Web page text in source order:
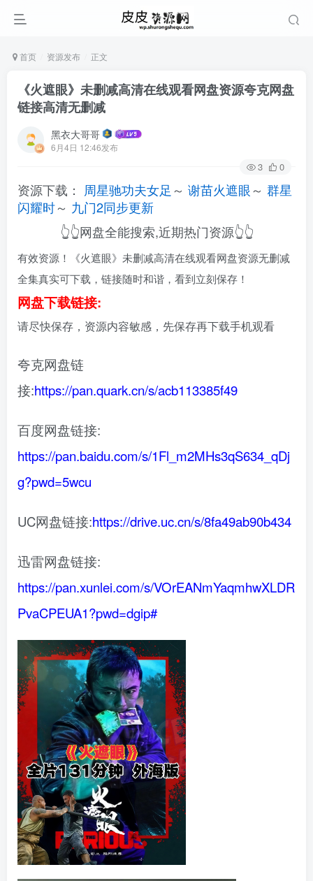
首页 资源发布 正文
《火遮眼》未删减高清在线观看网盘资源夸克网盘
链接高清无删减
黑衣大哥哥
6月4日 12:46发布
3 0
资源下载： 周星驰功夫女足 ～ 谢苗火遮眼～ 群星
闪耀时～ 九门2同步更新
👆👆网盘全能搜索,近期热门资源👆👆
有效资源！《火遮眼》未删减高清在线观看网盘资源无删减
全集真实可下载，链接随时和谐，看到立刻保存！
网盘下载链接:
请尽快保存，资源内容敏感，先保存再下载手机观看
夸克网盘链
接:https://pan.quark.cn/s/acb113385f49
百度网盘链接:
https://pan.baidu.com/s/1Fl_m2MHs3qS634_qDj
g?pwd=5wcu
UC网盘链接:https://drive.uc.cn/s/8fa49ab90b434
迅雷网盘链接:
https://pan.xunlei.com/s/VOrEANmYaqmhwXLDR
PvaCPEUA1?pwd=dgip#